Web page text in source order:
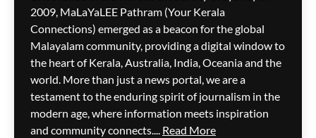
ജെ.ഡി. വാൻസ്
പ്രധാനമന്ത്രി മോദിയെ
വിളിച്ചു; ഇന്ത്യ–യുഎസ്
ബന്ധം ചർച്ചയായി
മെഹ്റു ഇസ്മായില്‍
5 hours
ago
0
2009, MaLaYaLEE Pathram (Your Kerala
Connections) emerged as a beacon for the global
Malayalam community, providing a digital window to
the heart of Kerala, Australia, India, Oceania and the
world. More than just a news portal, we are a
testament to the enduring spirit of journalism in the
modern age, where information meets inspiration
and community connects.... Read More